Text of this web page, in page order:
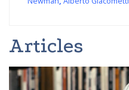
Articles